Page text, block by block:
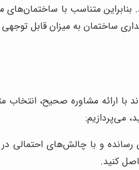
متناسب با ساختمان‌های
ساختمان به میزان قابل
ارائه مشاوره صحیح، انتخاب
می‌پردازیم:
و با چالش‌های احتمالی
کنید.